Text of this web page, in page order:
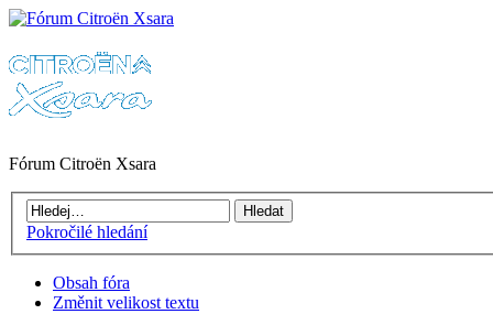
Fórum Citroën Xsara
Pokročilé hledání
Obsah fóra
Změnit velikost textu